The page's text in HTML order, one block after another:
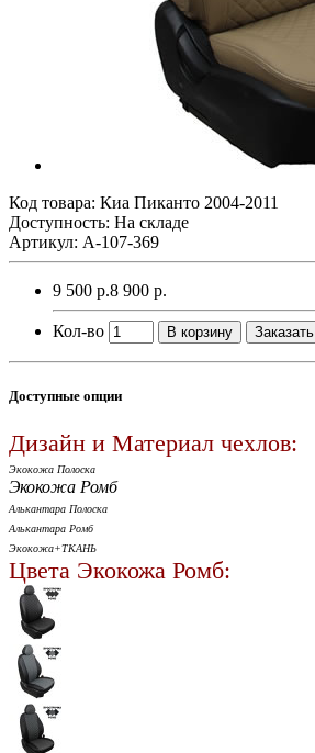
Код товара: Киа Пиканто 2004-2011
Доступность: На складе
Артикул: A-107-369
9 500 р.8 900 р.
Кол-во В корзину Заказать
Доступные опции
Дизайн и Материал чехлов:
Экокожа Полоска
Экокожа Ромб
Алькантара Полоска
Алькантара Ромб
Экокожа+ТКАНЬ
Цвета Экокожа Ромб: